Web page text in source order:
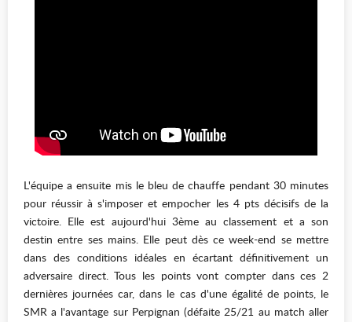
L'équipe a ensuite mis le bleu de chauffe pendant 30 minutes
pour réussir à s'imposer et empocher les 4 pts décisifs de la
victoire. Elle est aujourd'hui 3ème au classement et a son
destin entre ses mains. Elle peut dès ce week-end se mettre
dans des conditions idéales en écartant définitivement un
adversaire direct. Tous les points vont compter dans ces 2
dernières journées car, dans le cas d'une égalité de points, le
SMR a l'avantage sur Perpignan (défaite 25/21 au match aller